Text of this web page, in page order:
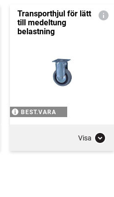
Transporthjul för lätt
till medeltung
belastning
BEST.VARA
Visa